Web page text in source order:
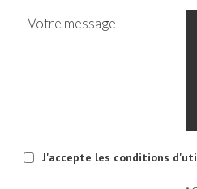
Votre message
J'accepte les conditions